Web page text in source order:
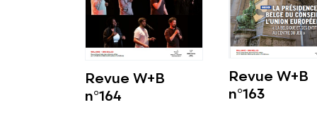
Revue W+B
n°164
Revue W+B
n°163